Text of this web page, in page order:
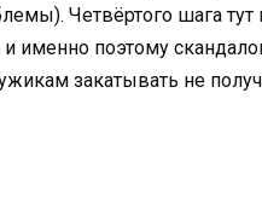
Четвёртого шага тут
именно поэтому
закатывать не